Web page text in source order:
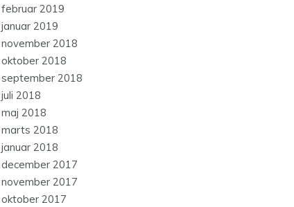
februar 2019
januar 2019
november 2018
oktober 2018
september 2018
juli 2018
maj 2018
marts 2018
januar 2018
december 2017
november 2017
oktober 2017